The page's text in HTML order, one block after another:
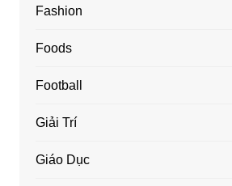
Fashion
Foods
Football
Giải Trí
Giáo Dục